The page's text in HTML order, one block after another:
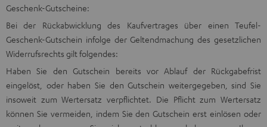
Geschenk-Gutscheine:
Bei der Rückabwicklung des Kaufvertrages über einen Teufel-
Geschenk-Gutschein infolge der Geltendmachung des gesetzlichen
Widerrufsrechts gilt folgendes:
Haben Sie den Gutschein bereits vor Ablauf der Rückgabefrist
eingelöst, oder haben Sie den Gutschein weitergegeben, sind Sie
insoweit zum Wertersatz verpflichtet. Die Pflicht zum Wertersatz
können Sie vermeiden, indem Sie den Gutschein erst einlösen oder